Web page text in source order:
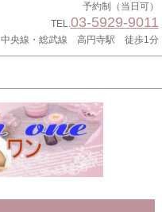
予約制（当日可）
TEL.03-5929-9011
中央線・総武線 高円寺駅 徒歩1分